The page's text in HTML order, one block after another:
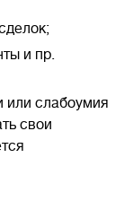
и пр.
или слабоумия
свои